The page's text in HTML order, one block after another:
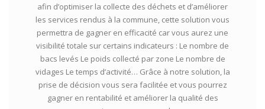
afin d’optimiser la collecte des déchets et d’améliorer
les services rendus à la commune, cette solution vous
permettra de gagner en efficacité car vous aurez une
visibilité totale sur certains indicateurs : Le nombre de
bacs levés Le poids collecté par zone Le nombre de
vidages Le temps d’activité… Grâce à notre solution, la
prise de décision vous sera facilitée et vous pourrez
gagner en rentabilité et améliorer la qualité des